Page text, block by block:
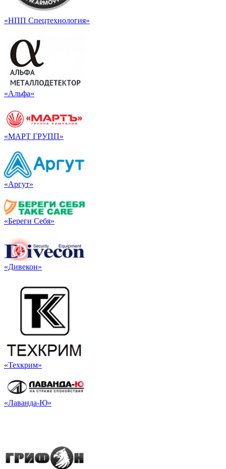
«НПП Спецтехнология»
«Альфа»
«МАРТ ГРУПП»
«Аргут»
«Береги Себя»
«Дивекон»
«Техкрим»
«Лаванда-Ю»